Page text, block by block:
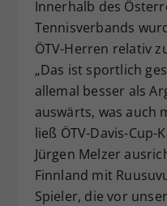
Innerhalb des
Tennisverbands
ÖTV-Herren relativ
„Das ist sportlich
allemal besser als
auswärts, was auch
ließ ÖTV-Davis-
Jürgen Melzer
Finnland mit
Spieler, die vor